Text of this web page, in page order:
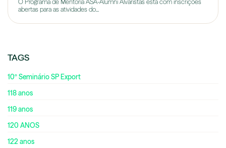
O Programa de Mentoria ASA-Alumni Alvaristas está com inscrições
abertas para as atividades do...
TAGS
10º Seminário SP Export
118 anos
119 anos
120 ANOS
122 anos